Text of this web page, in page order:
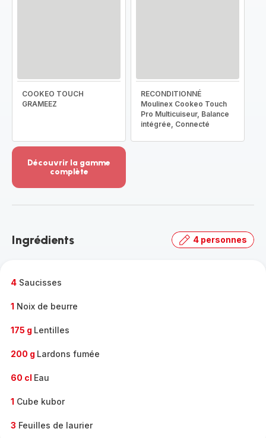
COOKEO TOUCH
GRAMEEZ
RECONDITIONNÉ
Moulinex Cookeo Touch
Pro Multicuiseur, Balance
intégrée, Connecté
Découvrir la gamme
complète
-
gamme
Ingrédients 4 personnes
4 Saucisses
1 Noix de beurre
175 g Lentilles
200 g Lardons fumée
60 cl Eau
1 Cube kubor
3 Feuilles de laurier